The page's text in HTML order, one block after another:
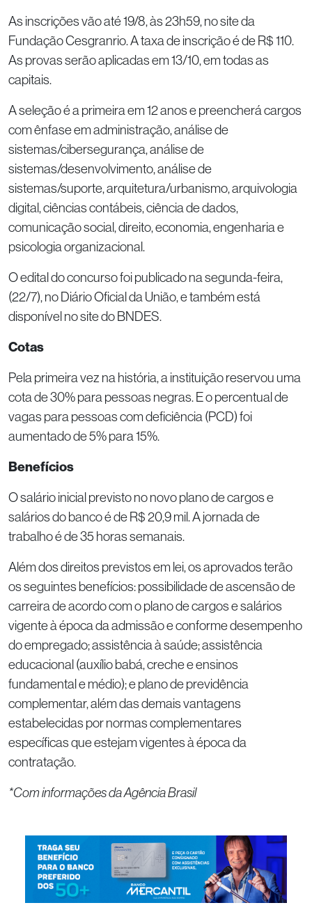
As inscrições vão até 19/8, às 23h59, no site da
Fundação Cesgranrio. A taxa de inscrição é de R$ 110.
As provas serão aplicadas em 13/10, em todas as
capitais.
A seleção é a primeira em 12 anos e preencherá cargos
com ênfase em administração, análise de
sistemas/cibersegurança, análise de
sistemas/desenvolvimento, análise de
sistemas/suporte, arquitetura/urbanismo, arquivologia
digital, ciências contábeis, ciência de dados,
comunicação social, direito, economia, engenharia e
psicologia organizacional.
O edital do concurso foi publicado na segunda-feira,
(22/7), no Diário Oficial da União, e também está
disponível no site do BNDES.
Cotas
Pela primeira vez na história, a instituição reservou uma
cota de 30% para pessoas negras. E o percentual de
vagas para pessoas com deficiência (PCD) foi
aumentado de 5% para 15%.
Benefícios
O salário inicial previsto no novo plano de cargos e
salários do banco é de R$ 20,9 mil. A jornada de
trabalho é de 35 horas semanais.
Além dos direitos previstos em lei, os aprovados terão
os seguintes benefícios: possibilidade de ascensão de
carreira de acordo com o plano de cargos e salários
vigente à época da admissão e conforme desempenho
do empregado; assistência à saúde; assistência
educacional (auxílio babá, creche e ensinos
fundamental e médio); e plano de previdência
complementar, além das demais vantagens
estabelecidas por normas complementares
específicas que estejam vigentes à época da
contratação.
*Com informações da Agência Brasil